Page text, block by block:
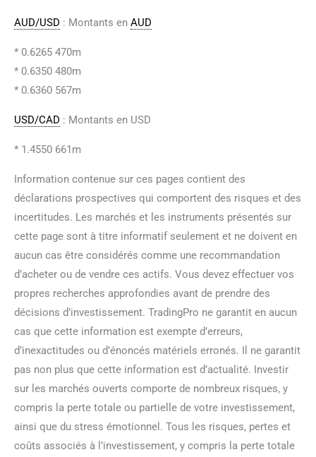
AUD/USD : Montants en AUD
* 0.6265 470m
* 0.6350 480m
* 0.6360 567m
USD/CAD : Montants en USD
* 1.4550 661m
Information contenue sur ces pages contient des
déclarations prospectives qui comportent des risques et des
incertitudes. Les marchés et les instruments présentés sur
cette page sont à titre informatif seulement et ne doivent en
aucun cas être considérés comme une recommandation
d’acheter ou de vendre ces actifs. Vous devez effectuer vos
propres recherches approfondies avant de prendre des
décisions d’investissement. TradingPro ne garantit en aucun
cas que cette information est exempte d’erreurs,
d’inexactitudes ou d’énoncés matériels erronés. Il ne garantit
pas non plus que cette information est d’actualité. Investir
sur les marchés ouverts comporte de nombreux risques, y
compris la perte totale ou partielle de votre investissement,
ainsi que du stress émotionnel. Tous les risques, pertes et
coûts associés à l’investissement, y compris la perte totale